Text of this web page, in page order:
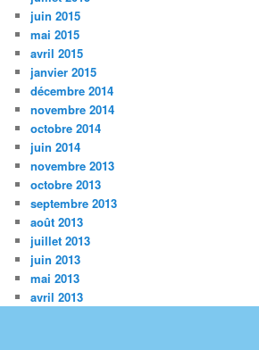
juin 2015
mai 2015
avril 2015
janvier 2015
décembre 2014
novembre 2014
octobre 2014
juin 2014
novembre 2013
octobre 2013
septembre 2013
août 2013
juillet 2013
juin 2013
mai 2013
avril 2013